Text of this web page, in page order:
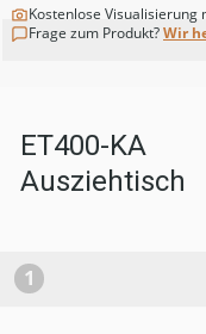
Kostenlose Visualisierung
Frage zum Produkt?Wir
ET400-KA
Ausziehtisch
1